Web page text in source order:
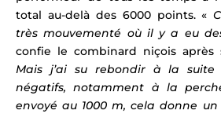
total au-delà des 6000 points. «
très mouvementé où il y a eu
confie le combinard niçois après
Mais j’ai su rebondir à la
négatifs, notamment à la
envoyé au 1000 m, cela donne